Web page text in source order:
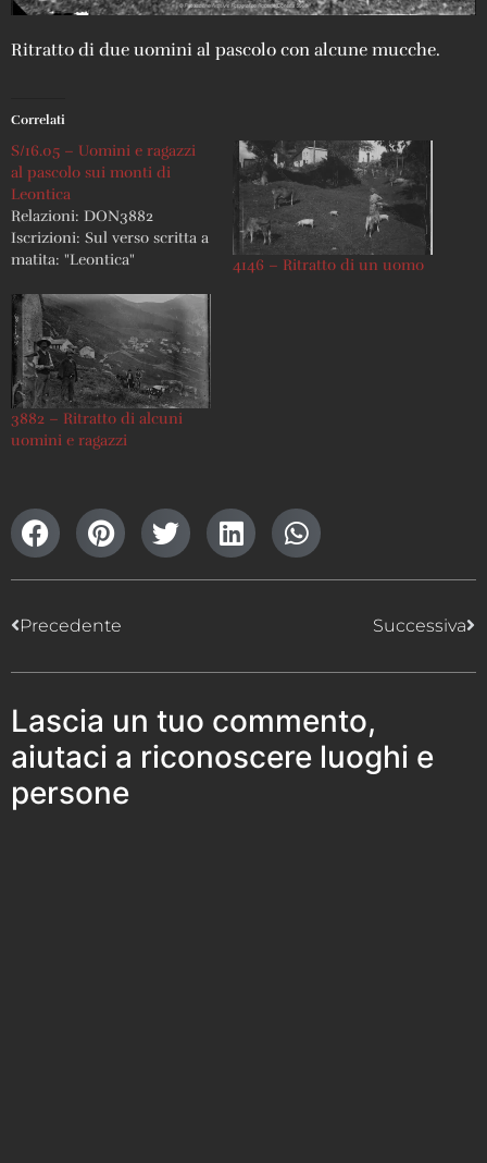
Ritratto di due uomini al pascolo con alcune mucche.
Correlati
S/16.05 – Uomini e ragazzi
al pascolo sui monti di
Leontica
Relazioni: DON3882
Iscrizioni: Sul verso scritta a
matita: "Leontica"
4146 – Ritratto di un uomo
3882 – Ritratto di alcuni
uomini e ragazzi
Precedente Successiva
Lascia un tuo commento,
aiutaci a riconoscere luoghi e
persone